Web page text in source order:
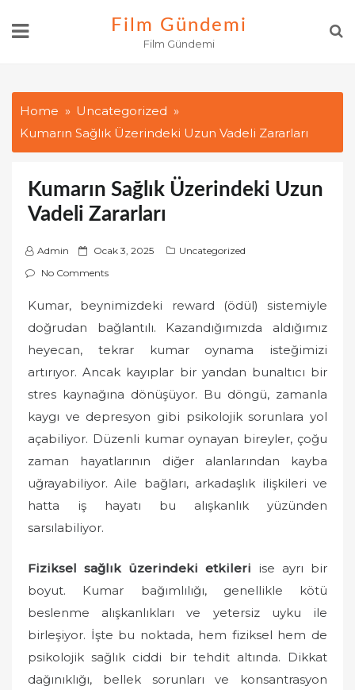
Film Gündemi
Film Gündemi
Home
Uncategorized
Kumarın Sağlık Üzerindeki Uzun Vadeli Zararları
Kumarın Sağlık Üzerindeki Uzun
Vadeli Zararları
Admin
P
o
t
Ocak 3, 2025
Uncategorized
No Comments
Kumar, beynimizdeki reward (ödül) sistemiyle
doğrudan bağlantılı. Kazandığımızda aldığımız
heyecan, tekrar kumar oynama isteğimizi
artırıyor. Ancak kayıplar bir yandan bunaltıcı bir
stres kaynağına dönüşüyor. Bu döngü, zamanla
kaygı ve depresyon gibi psikolojik sorunlara yol
açabiliyor. Düzenli kumar oynayan bireyler, çoğu
zaman hayatlarının diğer alanlarından kayba
uğrayabiliyor. Aile bağları, arkadaşlık ilişkileri ve
hatta iş hayatı bu alışkanlık yüzünden
sarsılabiliyor.
Fiziksel sağlık üzerindeki etkileri ise ayrı bir
boyut. Kumar bağımlılığı, genellikle kötü
beslenme alışkanlıkları ve yetersiz uyku ile
birleşiyor. İşte bu noktada, hem fiziksel hem de
psikolojik sağlık ciddi bir tehdit altında. Dikkat
dağınıklığı, bellek sorunları ve konsantrasyon